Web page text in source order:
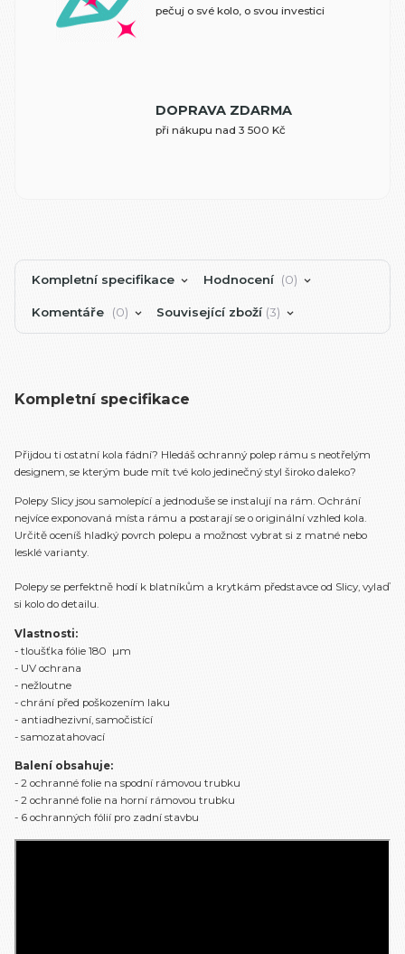
pečuj o své kolo, o svou investici
DOPRAVA ZDARMA
při nákupu nad 3 500 Kč
Kompletní specifikace Hodnocení 0
Komentáře 0 Související zboží 3
Kompletní specifikace
Přijdou ti ostatní kola fádní? Hledáš ochranný polep rámu s neotřelým
designem, se kterým bude mít tvé kolo jedinečný styl široko daleko?
Polepy Slicy jsou samolepící a jednoduše se instalují na rám. Ochrání
nejvíce exponovaná místa rámu a postarají se o originální vzhled kola.
Určitě oceníš hladký povrch polepu a možnost vybrat si z matné nebo
lesklé varianty.
Polepy se perfektně hodí k blatníkům a krytkám představce od Slicy, vylaď
si kolo do detailu.
Vlastnosti:
- tloušťka fólie 180 µm
- UV ochrana
- nežloutne
- chrání před poškozením laku
- antiadhezivní, samočistící
- samozatahovací
Balení obsahuje:
- 2 ochranné folie na spodní rámovou trubku
- 2 ochranné folie na horní rámovou trubku
- 6 ochranných fólií pro zadní stavbu